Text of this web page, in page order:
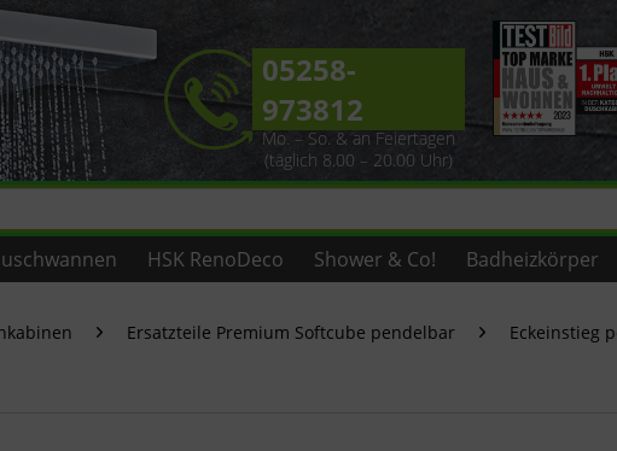
05258-
973812
Mo. – So. & an Feiertagen
(täglich 8.00 – 20.00 Uhr)
HSK RenoDeco Shower & Co! Badheizkörper
Ersatzteile Premium Softcube pendelbar Eckeinstieg